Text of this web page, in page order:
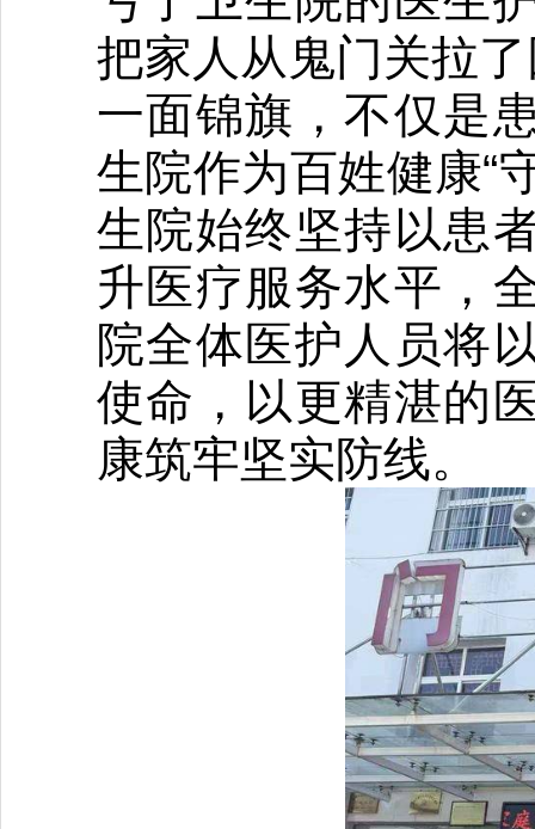
把家人从鬼门关拉
一面锦旗，不仅是
生院作为百姓健康“
生院始终坚持以患
升医疗服务水平，
院全体医护人员将
使命，以更精湛的
康筑牢坚实防线。